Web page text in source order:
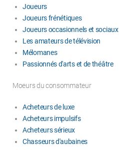
Joueurs
Joueurs frénétiques
Joueurs occasionnels et sociaux
Les amateurs de télévision
Mélomanes
Passionnés d'arts et de théâtre
Moeurs du consommateur
Acheteurs de luxe
Acheteurs impulsifs
Acheteurs sérieux
Chasseurs d'aubaines